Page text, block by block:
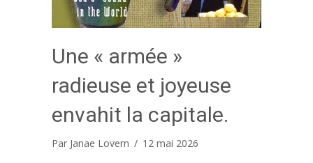
Une « armée »
radieuse et joyeuse
envahit la capitale.
Par Janae Lovern / 12 mai 2026